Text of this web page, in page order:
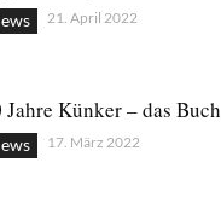
21. April 2022
Jahre Künker – das Buch
17. März 2022